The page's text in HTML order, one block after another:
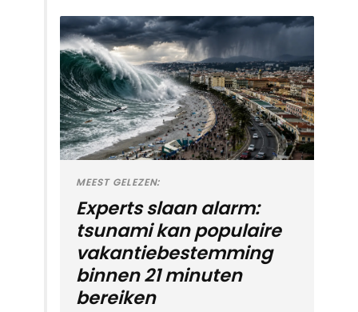
MEEST GELEZEN:
Experts slaan alarm:
tsunami kan populaire
vakantiebestemming
binnen 21 minuten
bereiken